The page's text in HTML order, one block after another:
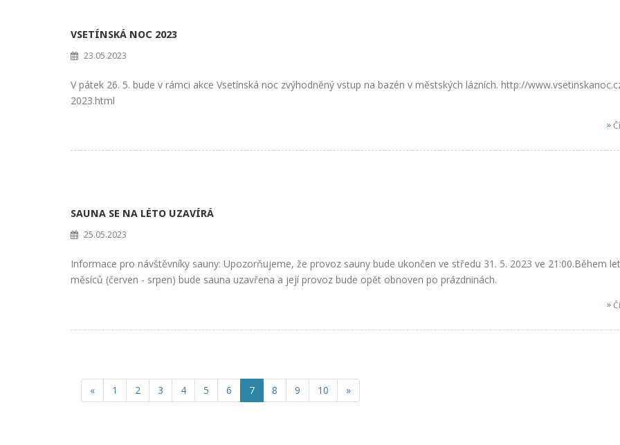
VSETÍNSKÁ NOC 2023
23.05.2023
V pátek 26. 5. bude v rámci akce Vsetínská noc zvýhodněný vstup na bazén v městských lázních. http://
2023.html
»
SAUNA SE NA LÉTO UZAVÍRÁ
25.05.2023
Informace pro návštěvníky sauny: Upozorňujeme, že provoz sauny bude ukončen ve středu 31. 5. 2023 ve 21:00.Během
měsíců (červen - srpen) bude sauna uzavřena a její provoz bude opět obnoven po prázdninách.
»
« 1 2 3 4 5 6 7 8 9 10 »